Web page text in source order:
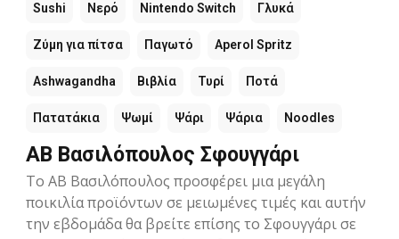
Sushi Νερό Nintendo Switch Γλυκά
Ζύμη για πίτσα Παγωτό Aperol Spritz
Ashwagandha Βιβλία Τυρί Ποτά
Πατατάκια Ψωμί Ψάρι Ψάρια Noodles
ΑΒ Βασιλόπουλος Σφουγγάρι
Το ΑΒ Βασιλόπουλος προσφέρει μια μεγάλη
ποικιλία προϊόντων σε μειωμένες τιμές και αυτήν
την εβδομάδα θα βρείτε επίσης το Σφουγγάρι σε